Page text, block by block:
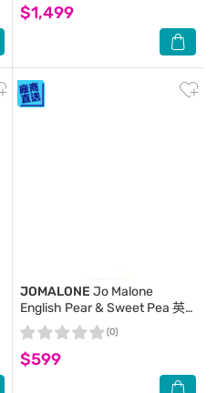
$1,499
JOMALONE Jo Malone
English Pear & Sweet Pea 英
國梨與甜豌豆香水 9ml
$599
(0)